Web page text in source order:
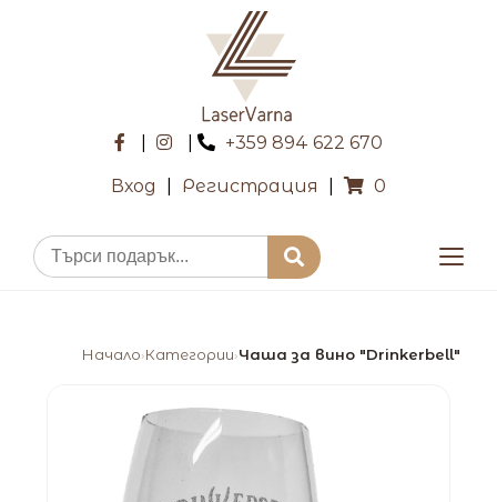
+359 894 622 670
Вход Регистрация 0
Начало›Категории›Чаша за вино "Drinkerbell"